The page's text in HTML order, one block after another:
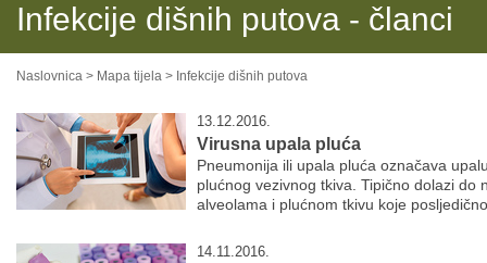
Infekcije dišnih putova - članci
Naslovnica > Mapa tijela > Infekcije dišnih putova
13.12.2016.
Virusna upala pluća
Pneumonija ili upala pluća označava
plućnog vezivnog tkiva. Tipično dolazi do
alveolama i plućnom tkivu koje
14.11.2016.